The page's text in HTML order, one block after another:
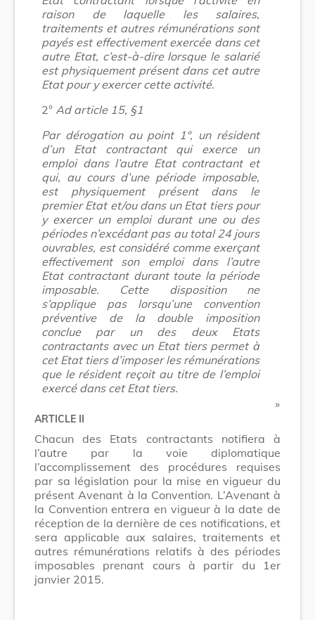
raison de laquelle les salaires,
traitements et autres rémunérations sont
payés est effectivement exercée dans cet
autre Etat, c’est-à-dire lorsque le salarié
est physiquement présent dans cet autre
Etat pour y exercer cette activité.
2° Ad article 15, §1
Par dérogation au point 1°, un résident
d’un Etat contractant qui exerce un
emploi dans l’autre Etat contractant et
qui, au cours d’une période imposable,
est physiquement présent dans le
premier Etat et/ou dans un Etat tiers pour
y exercer un emploi durant une ou des
périodes n’excédant pas au total 24 jours
ouvrables, est considéré comme exerçant
effectivement son emploi dans l’autre
Etat contractant durant toute la période
imposable. Cette disposition ne
s’applique pas lorsqu’une convention
préventive de la double imposition
conclue par un des deux Etats
contractants avec un Etat tiers permet à
cet Etat tiers d’imposer les rémunérations
que le résident reçoit au titre de l’emploi
exercé dans cet Etat tiers.
​ »
ARTICLE II
Chacun des Etats contractants notifiera à
l’autre par la voie diplomatique
l’accomplissement des procédures requises
par sa législation pour la mise en vigueur du
présent Avenant à la Convention. L’Avenant à
la Convention entrera en vigueur à la date de
réception de la dernière de ces notifications, et
sera applicable aux salaires, traitements et
autres rémunérations relatifs à des périodes
imposables prenant cours à partir du 1er
janvier 2015.